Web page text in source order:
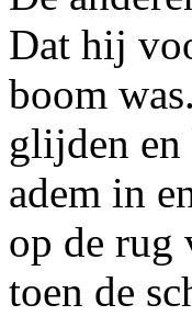
Dat hij
boom
glijden en
adem in
op de rug
toen de